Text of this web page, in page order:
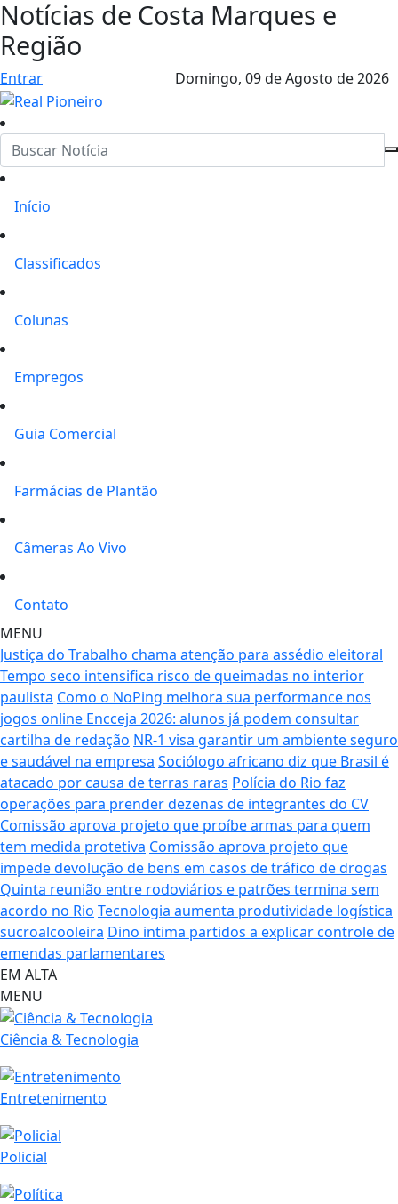
Notícias de Costa Marques e
Região
Entrar Domingo, 09 de Agosto de 2026
Início
Classificados
Colunas
Empregos
Guia Comercial
Farmácias de Plantão
Câmeras Ao Vivo
Contato
MENU
Justiça do Trabalho chama atenção para assédio eleitoral
Tempo seco intensifica risco de queimadas no interior
paulista Como o NoPing melhora sua performance nos
jogos online Encceja 2026: alunos já podem consultar
cartilha de redação NR-1 visa garantir um ambiente seguro
e saudável na empresa Sociólogo africano diz que Brasil é
atacado por causa de terras raras Polícia do Rio faz
operações para prender dezenas de integrantes do CV
Comissão aprova projeto que proíbe armas para quem
tem medida protetiva Comissão aprova projeto que
impede devolução de bens em casos de tráfico de drogas
Quinta reunião entre rodoviários e patrões termina sem
acordo no Rio Tecnologia aumenta produtividade logística
sucroalcooleira Dino intima partidos a explicar controle de
emendas parlamentares
EM ALTA
MENU
Ciência & Tecnologia
Entretenimento
Policial